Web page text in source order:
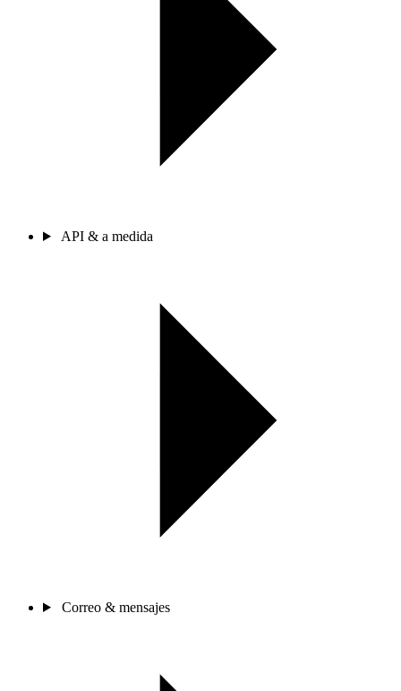
API & a medida
Correo & mensajes